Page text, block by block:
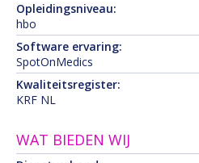
Opleidingsniveau:
hbo
Software ervaring:
SpotOnMedics
Kwaliteitsregister:
KRF NL
WAT BIEDEN WIJ